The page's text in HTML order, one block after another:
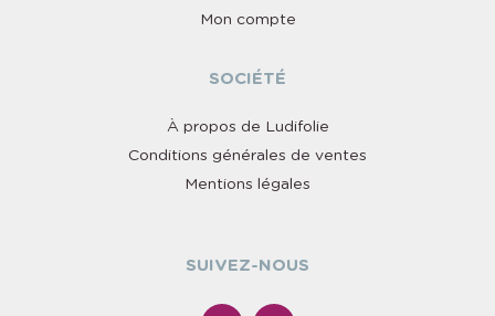
Mon compte
SOCIÉTÉ
À propos de Ludifolie
Conditions générales de ventes
Mentions légales
SUIVEZ-NOUS